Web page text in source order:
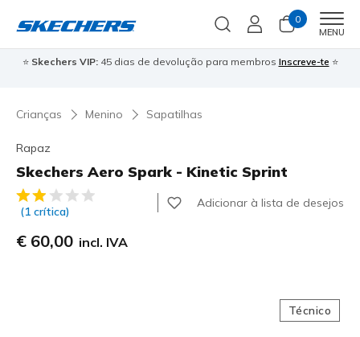
0
MENU
⭐ Skechers VIP:45 dias de devolução para membros Inscreve-te ⭐
Crianças Menino Sapatilhas
Rapaz
Skechers Aero Spark - Kinetic Sprint
3$2 de 5 – Classificação do cliente
(1 crítica)
Adicionar à lista de desejos
€ 60,00 incl. IVA
Técnico